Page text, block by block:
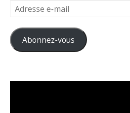
Adresse
e-
mail
Abonnez-vous